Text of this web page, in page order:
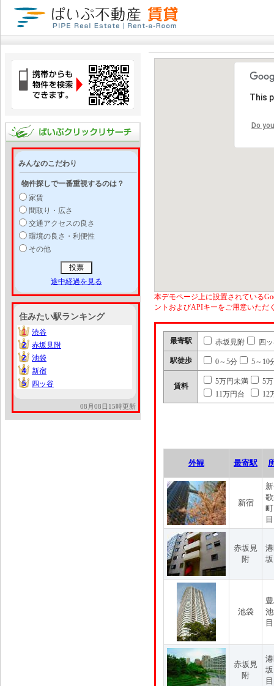
みんなのこだわり
物件探しで一番重視するのは？
家賃
間取り・広さ
交通アクセスの良さ
環境の良さ・利便性
その他
途中経過を見る
住みたい駅ランキング
1
1
渋谷
2
2
赤坂見附
2
2
池袋
4
4
新宿
5
5 四ッ谷
08月08日15時更新
This
Do
本デモページ上に設置されている
ントおよびAPIキーをご用意いただ
最寄駅 赤坂見附 四
駅徒歩 0～5分 5～10
賃料
5万円未満
5
11万円台
12
外観 最寄駅
新宿
目
赤坂見
附
池袋
目
赤坂見
附
目